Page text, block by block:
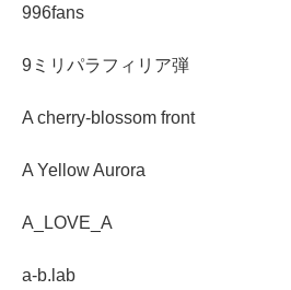
996fans
9ミリパラフィリア弾
A cherry-blossom front
A Yellow Aurora
A_LOVE_A
a-b.lab